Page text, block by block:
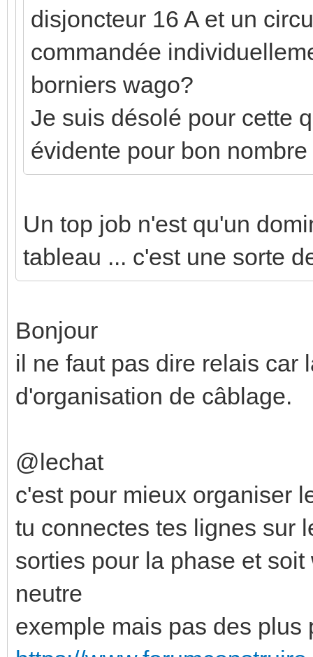
disjoncteur 16 A et un
commandée
borniers wago?
Je suis désolé pour cette
évidente pour bon nombre
Un top job n'est qu'un
tableau ... c'est une sorte
Bonjour
il ne faut pas dire relais car
d'organisation de câblage.
@lechat
c'est pour mieux organiser
tu connectes tes lignes sur
sorties pour la phase et
neutre
exemple mais pas des